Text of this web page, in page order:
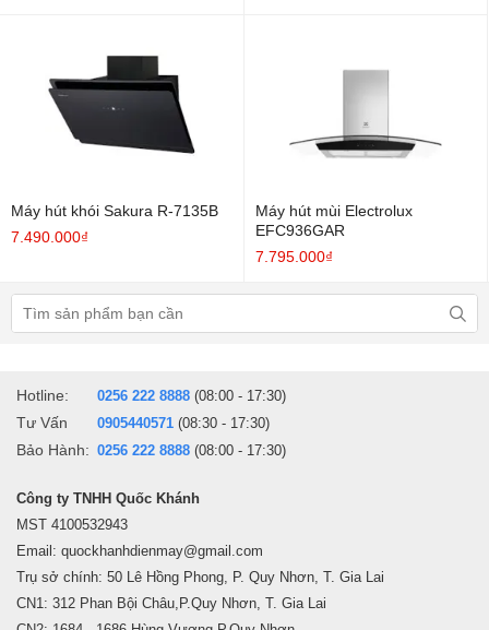
Máy hút khói Sakura R-7135B
7.490.000₫
Máy hút mùi Electrolux
EFC936GAR
7.795.000₫
Hotline: 0256 222 8888 (08:00 - 17:30)
Tư Vấn 0905440571 (08:30 - 17:30)
Bảo Hành: 0256 222 8888 (08:00 - 17:30)
Công ty TNHH Quốc Khánh
MST 4100532943
Email: quockhanhdienmay@gmail.com
Trụ sở chính: 50 Lê Hồng Phong, P. Quy Nhơn, T. Gia Lai
CN1: 312 Phan Bội Châu,P.Quy Nhơn, T. Gia Lai